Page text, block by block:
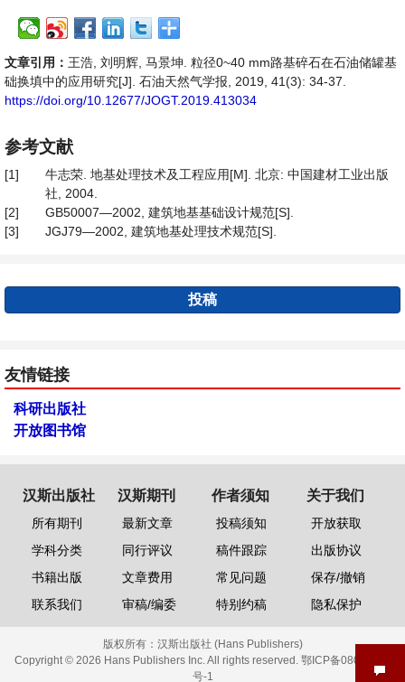
文章引用： 王浩, 刘明辉, 马景坤. 粒径0~40 mm路基碎石在石油储罐基
础换填中的应用研究[J]. 石油天然气学报, 2019, 41(3): 34-37.
https://doi.org/10.12677/JOGT.2019.413034
参考文献
[1]
牛志荣. 地基处理技术及工程应用[M]. 北京: 中国建材工业出版
社, 2004.
[2]
GB50007—2002, 建筑地基基础设计规范[S].
[3]
JGJ79—2002, 建筑地基处理技术规范[S].
投稿
友情链接
科研出版社
开放图书馆
汉斯出版社
所有期刊
学科分类
书籍出版
联系我们
汉斯期刊
最新文章
同行评议
文章费用
审稿/编委
作者须知
投稿须知
稿件跟踪
常见问题
特别约稿
关于我们
开放获取
出版协议
保存/撤销
隐私保护
版权所有： 汉斯出版社 (Hans Publishers)
Copyright © 2026 Hans Publishers Inc. All rights reserved. 鄂ICP备08006613
号-1